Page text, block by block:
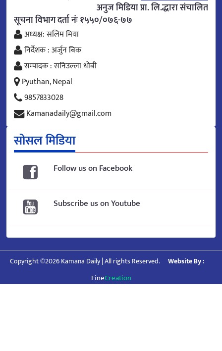
अनुज मिडिया प्रा. लि.द्धारा संचालित
सूचना विभाग दर्ता नंः १५५०/०७६-७७
अध्यक्ष: सलिम मिया
निर्देशक : अर्जुन बिक
सम्पादक : सनिउल्ला धोबी
Pyuthan, Nepal
9857833028
Kamanadaily@gmail.com
सोसल मिडिया
Follow us on Facebook
Subscribe us on Youtube
Copyright ©2026 Kamana Daily | All rights Reserved. Website By :
FineCreation